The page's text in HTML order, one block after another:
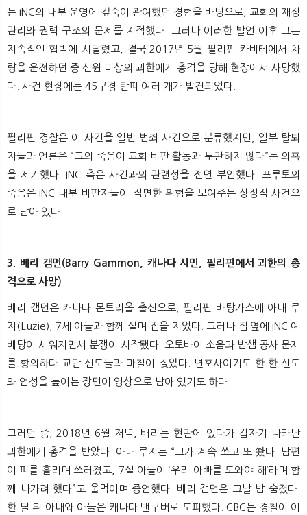
는 INC의 내부 운영에 깊숙이 관여했던 경험을 바탕으로, 교회의 재정
관리와 권력 구조의 문제를 지적했다. 그러나 이러한 발언 이후 그는
지속적인 협박에 시달렸고, 결국 2017년 5월 필리핀 카비테에서 차
량을 운전하던 중 신원 미상의 괴한에게 총격을 당해 현장에서 사망했
다. 사건 현장에는 45구경 탄피 여러 개가 발견되었다.
필리핀 경찰은 이 사건을 일반 범죄 사건으로 분류했지만, 일부 탈퇴
자들과 언론은 “그의 죽음이 교회 비판 활동과 무관하지 않다”는 의혹
을 제기했다. INC 측은 사건과의 관련성을 전면 부인했다. 프루토의
죽음은 INC 내부 비판자들이 직면한 위험을 보여주는 상징적 사건으
로 남아 있다.
3. 베리 갬먼(Barry Gammon, 캐나다 시민, 필리핀에서 괴한의 총
격으로 사망)
배리 갬먼은 캐나다 몬트리올 출신으로, 필리핀 바탕가스에 아내 루
지(Luzie), 7세 아들과 함께 살며 집을 지었다. 그러나 집 옆에 INC 예
배당이 세워지면서 분쟁이 시작됐다. 오토바이 소음과 밤샘 공사 문제
를 항의하다 교단 신도들과 마찰이 잦았다. 변호사이기도 한 한 신도
와 언성을 높이는 장면이 영상으로 남아 있기도 하다.
그러던 중, 2018년 6월 저녁, 배리는 현관에 있다가 갑자기 나타난
괴한에게 총격을 받았다. 아내 루지는 “그가 계속 쏘고 또 쐈다. 남편
이 피를 흘리며 쓰러졌고, 7살 아들이 ‘우리 아빠를 도와야 해’라며 함
께 나가려 했다”고 울먹이며 증언했다. 배리 갬먼은 그날 밤 숨졌다.
한 달 뒤 아내와 아들은 캐나다 밴쿠버로 도피했다. CBC는 경찰이 이